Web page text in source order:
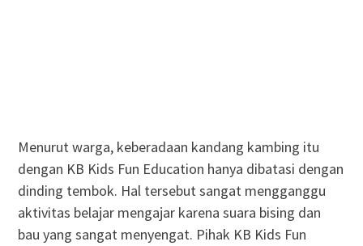
Menurut warga, keberadaan kandang kambing itu
dengan KB Kids Fun Education hanya dibatasi dengan
dinding tembok. Hal tersebut sangat mengganggu
aktivitas belajar mengajar karena suara bising dan
bau yang sangat menyengat. Pihak KB Kids Fun